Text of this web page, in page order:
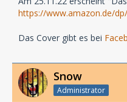
https://www.amazon.de/
Das Cover gibt es bei
Snow
Administrator